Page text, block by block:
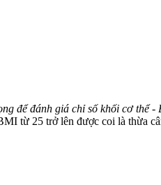
để đánh giá chỉ số khối cơ thể
từ 25 trở lên được coi là thừa